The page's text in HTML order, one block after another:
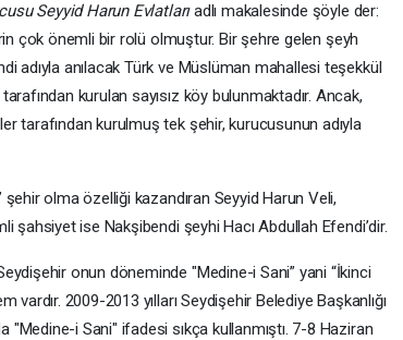
Seyyid Harun Evlatlarıadlı makalesinde şöyle der:
çok önemli bir rolü olmuştur. Bir şehre gelen şeyh
adıyla anılacak Türk ve Müslüman mahallesi teşekkül
kurulan sayısız köy bulunmaktadır. Ancak,
tarafından kurulmuş tek şehir, kurucusunun adıyla
şehir olma özelliği kazandıran Seyyid Harun Veli,
şahsiyet ise Nakşibendi şeyhi Hacı Abdullah Efendi’dir.
onun döneminde "Medine-i Sani” yani “İkinci
vardır. 2009-2013 yılları Seydişehir Belediye Başkanlığı
"Medine-i Sani" ifadesi sıkça kullanmıştı. 7-8 Haziran